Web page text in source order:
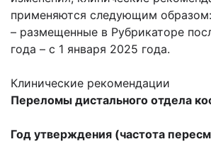
применяются следующим образом:
– размещенные в Рубрикаторе
года – с 1 января 2025 года.
Клинические рекомендации
Переломы дистального отдела
Год утверждения (частота